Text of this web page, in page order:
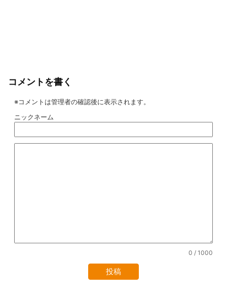
コメントを書く
※コメントは管理者の確認後に表示されます。
ニックネーム
0 / 1000